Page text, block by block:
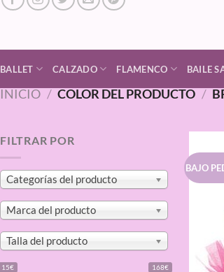
BALLET CALZADO FLAMENCO BAILE
INICIO / COLOR DEL PRODUCTO /
FILTRAR POR
Categorías del producto
Marca del producto
Talla del producto
15€ 168€
BAJO